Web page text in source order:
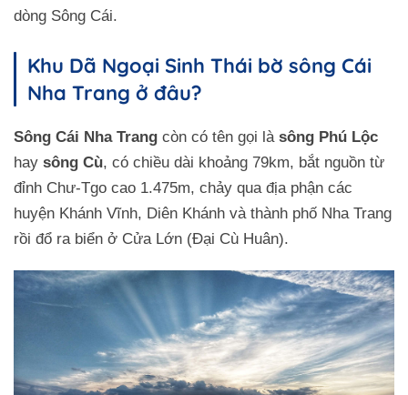
dòng Sông Cái.
Khu Dã Ngoại Sinh Thái bờ sông Cái
Nha Trang ở đâu?
Sông Cái Nha Trang còn có tên gọi là sông Phú Lộc
hay sông Cù, có chiều dài khoảng 79km, bắt nguồn từ
đỉnh Chư-Tgo cao 1.475m, chảy qua địa phận các
huyện Khánh Vĩnh, Diên Khánh và thành phố Nha Trang
rồi đổ ra biển ở Cửa Lớn (Đại Cù Huân).